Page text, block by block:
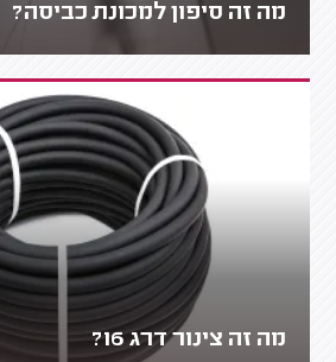
מה זה סיפון למכונת כביסה?
מה זה צינור דרג 16?